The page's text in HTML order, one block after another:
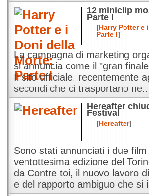
12 miniclip
Parte I
[Harry Potter e
Parte I]
La campagna di marketing
si annuncia come il "gran
Il sito ufficiale, recentemente
secondi che ci trasportano
Hereafter
Festival
[Hereafter]
Sono stati annunciati i due
ventottesima edizione del
da Contre toi, il nuovo lavoro
e del rapporto ambiguo che si